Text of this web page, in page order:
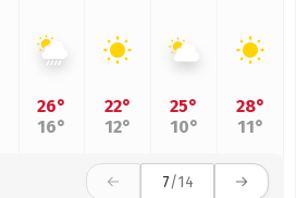
26°
16°
22°
12°
25°
10°
28°
11°
7/14